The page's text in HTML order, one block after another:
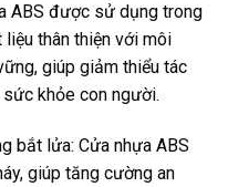
ABS được sử dụng trong
thân thiện với môi
giúp giảm thiểu tác
khỏe con người.
bắt lửa: Cửa nhựa ABS
giúp tăng cường an